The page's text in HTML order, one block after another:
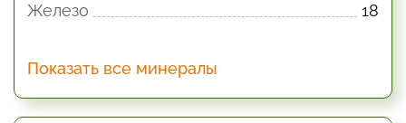
Железо
18
Показать все минералы